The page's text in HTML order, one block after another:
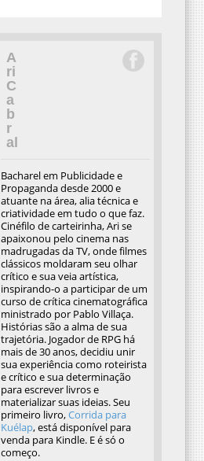
A
ri
C
a
b
r
al
Bacharel em Publicidade e
Propaganda desde 2000 e
atuante na área, alia técnica e
criatividade em tudo o que faz.
Cinéfilo de carteirinha, Ari se
apaixonou pelo cinema nas
madrugadas da TV, onde filmes
clássicos moldaram seu olhar
crítico e sua veia artística,
inspirando-o a participar de um
curso de crítica cinematográfica
ministrado por Pablo Villaça.
Histórias são a alma de sua
trajetória. Jogador de RPG há
mais de 30 anos, decidiu unir
sua experiência como roteirista
e crítico e sua determinação
para escrever livros e
materializar suas ideias. Seu
primeiro livro,Corrida para
Kuélap, está disponível para
venda para Kindle. E é só o
começo.